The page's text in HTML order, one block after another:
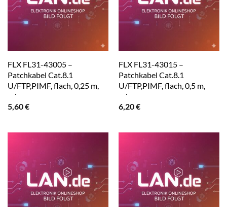
FLX FL31-43005 –
Patchkabel Cat.8.1
U/FTP,PIMF, flach, 0,25 m,
schwarz
5,60€
FLX FL31-43015 –
Patchkabel Cat.8.1
U/FTP,PIMF, flach, 0,5 m,
schwarz
6,20€